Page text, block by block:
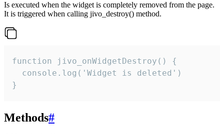
Is executed when the widget is completely removed from the page.
It is triggered when calling jivo_destroy() method.
function jivo_onWidgetDestroy() {
  console.log('Widget is deleted')
}
Methods#